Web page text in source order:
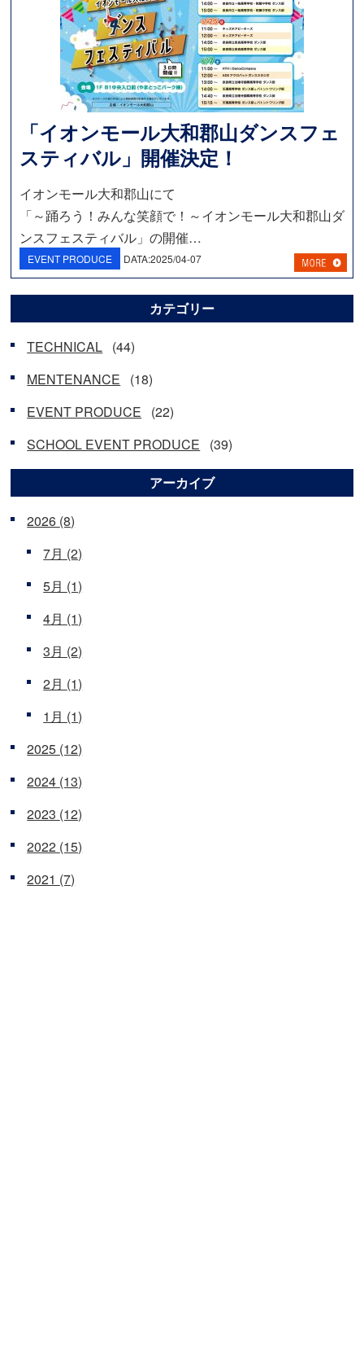
「イオンモール大和郡山ダンスフェ
スティバル」開催決定！
イオンモール大和郡山にて
「～踊ろう！みんな笑顔で！～イオンモール大和郡山ダ
ンスフェスティバル」の開催…
EVENT PRODUCE DATA:2025/04-07
カテゴリー
TECHNICAL (44)
MENTENANCE
(18)
EVENT PRODUCE
(22)
SCHOOL EVENT PRODUCE
(39)
アーカイブ
2026 (8)
7月 (2)
5月 (1)
4月 (1)
3月 (2)
2月 (1)
1月 (1)
2025 (12)
2024 (13)
2023 (12)
2022 (15)
2021 (7)